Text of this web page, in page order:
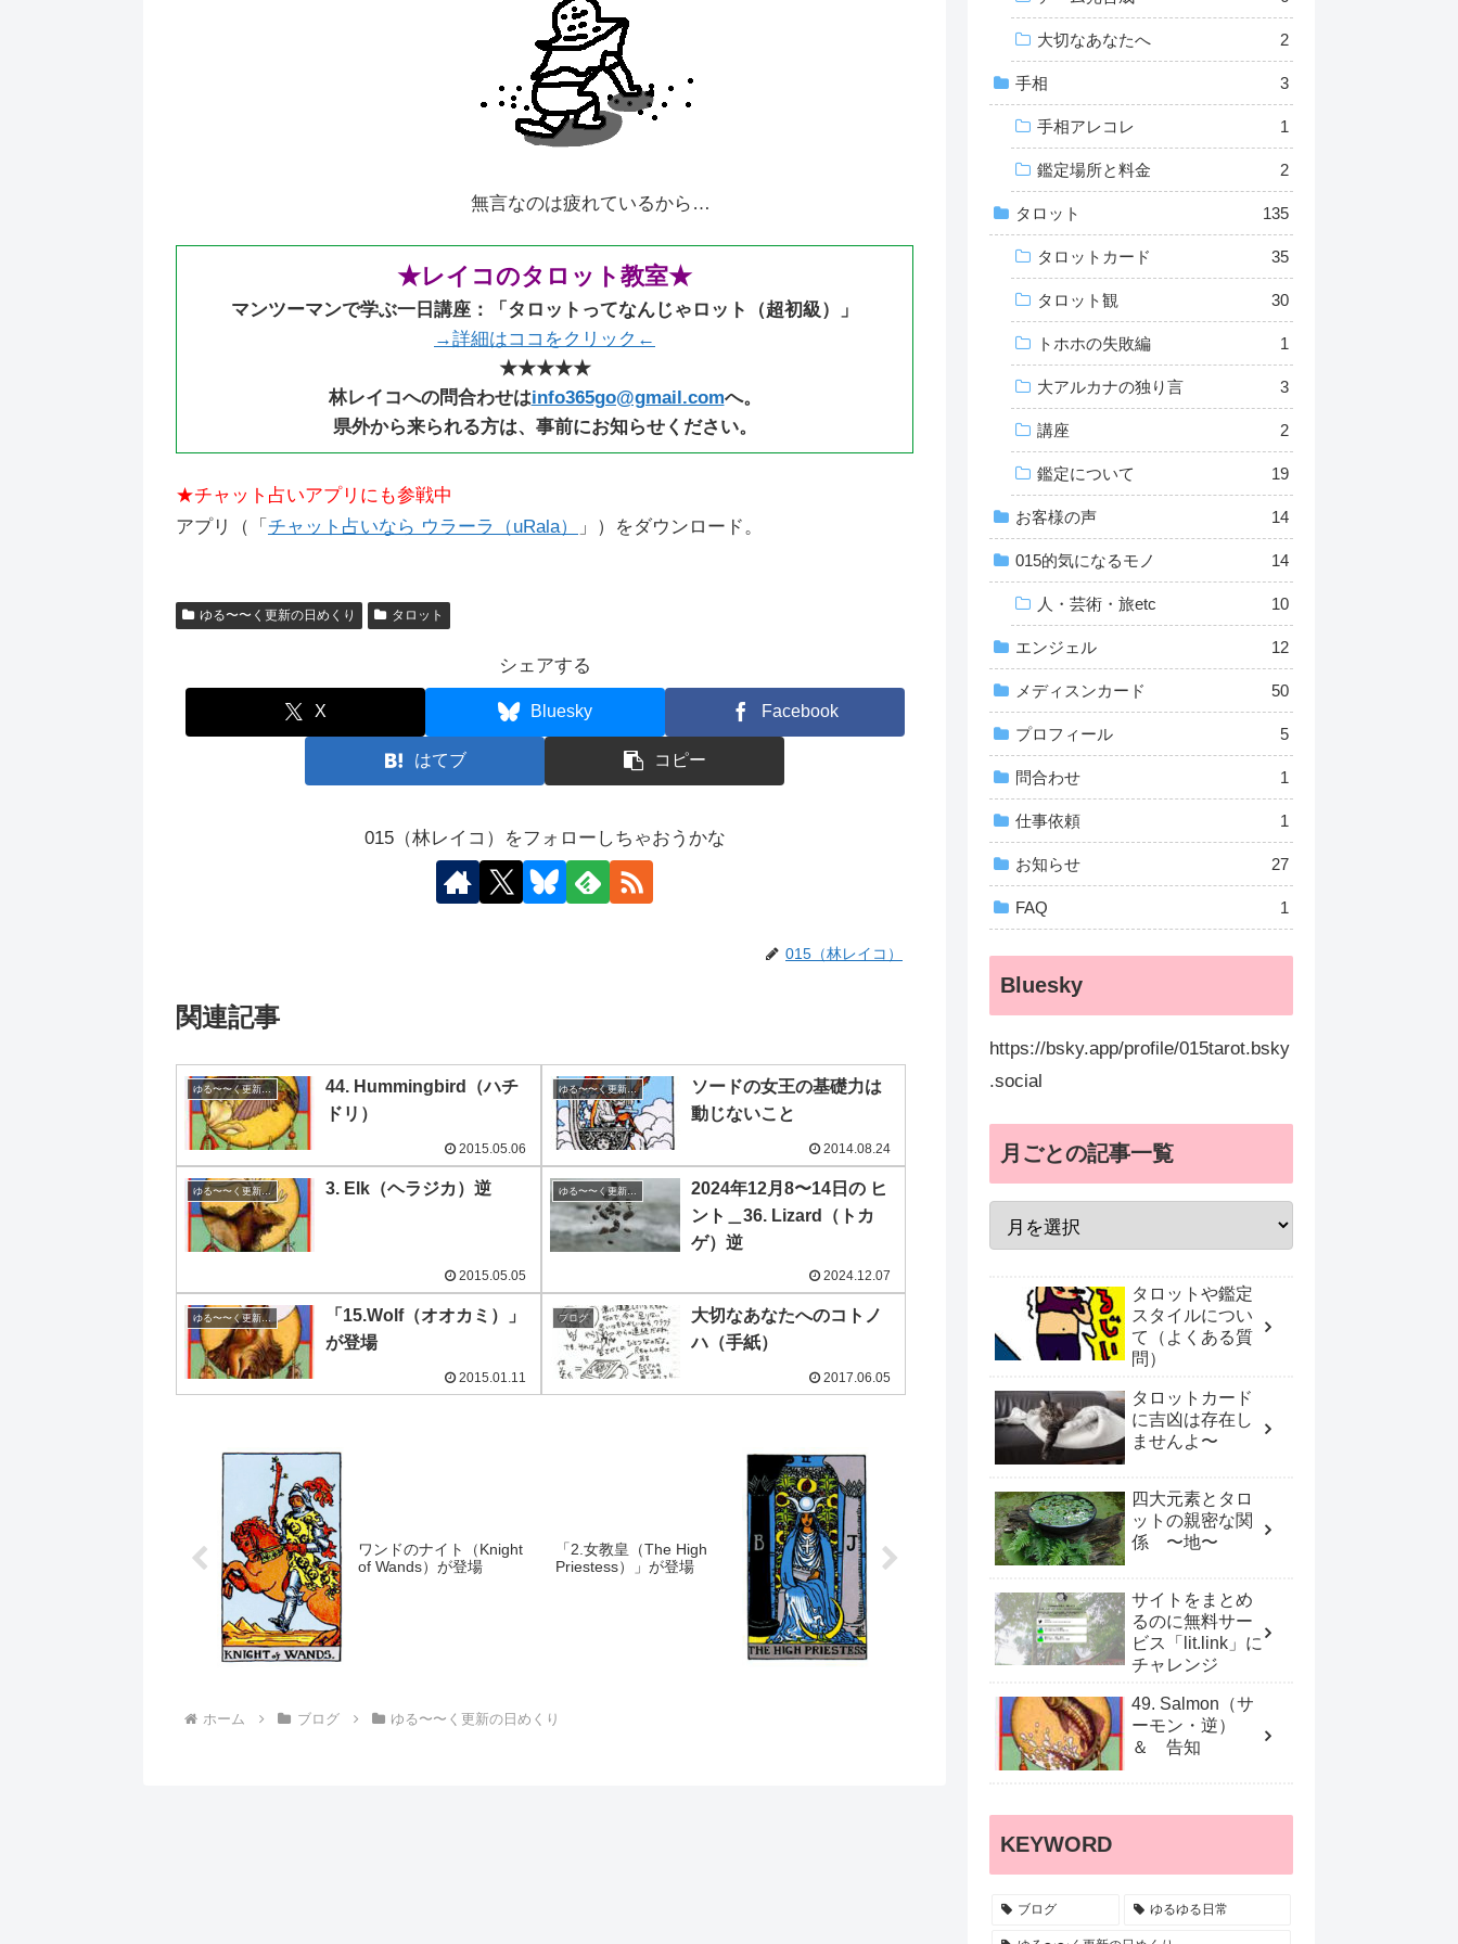
無言なのは疲れているから…
★レイコのタロット教室★
マンツーマンで学ぶ一日講座：「タロットってなんじゃロット（超初級）」
→詳細はココをクリック←
★★★★★
林レイコへの問合わせはinfo365go@gmail.comへ。
県外から来られる方は、事前にお知らせください。
★チャット占いアプリにも参戦中
アプリ（「 チャット占いなら ウラーラ（uRala） 」）をダウンロード。
ゆる〜〜く更新の日めくり タロット
シェアする
X Bluesky Facebook
はてブ コピー
015（林レイコ）をフォローしちゃおうかな
015（林レイコ）
関連記事
ゆる〜〜く更新の日めくり
44. Hummingbird（ハチ
ドリ）
2015.05.06
ゆる〜〜く更新の日めくり
ソードの女王の基礎力は
動じないこと
2014.08.24
ゆる〜〜く更新の日めくり 3. Elk（ヘラジカ）逆
2015.05.05
ゆる〜〜く更新の日めくり
2024年12月8〜14日の ヒ
ント＿36. Lizard（トカ
ゲ）逆
2024.12.07
ゆる〜〜く更新の日めくり
「15.Wolf（オオカミ）」
が登場
2015.01.11
ブログ
大切なあなたへのコトノ
ハ（手紙）
2017.06.05
ワンドのナイト（Knight
of Wands）が登場
「2.女教皇（The High
Priestess）」が登場
ホーム ブログ ゆる〜〜く更新の日めくり
大切なあなたへ 2
手相 3
手相アレコレ 1
鑑定場所と料金 2
タロット 135
タロットカード 35
タロット観 30
トホホの失敗編 1
大アルカナの独り言 3
講座 2
鑑定について 19
お客様の声 14
015的気になるモノ 14
人・芸術・旅etc 10
エンジェル 12
メディスンカード 50
プロフィール 5
問合わせ 1
仕事依頼 1
お知らせ 27
FAQ 1
Bluesky
https://bsky.app/profile/015tarot.bsky
.social
月ごとの記事一覧
タロットや鑑定
スタイルについ
て（よくある質
問）
タロットカード
に吉凶は存在し
ませんよ〜
四大元素とタロ
ットの親密な関
係 〜地〜
サイトをまとめ
るのに無料サー
ビス「lit.link」に
チャレンジ
49. Salmon（サ
ーモン・逆）
＆ 告知
KEYWORD
ブログ ゆるゆる日常